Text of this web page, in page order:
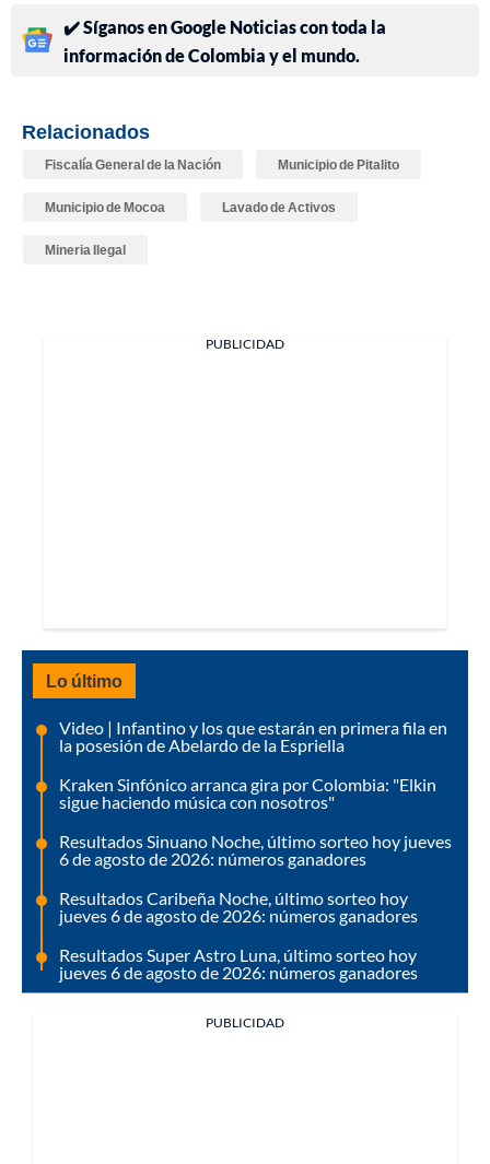
✔️ Síganos en Google Noticias con toda la
información de Colombia y el mundo.
Relacionados
Fiscalía General de la Nación Municipio de Pitalito
Municipio de Mocoa Lavado de Activos
Mineria Ilegal
PUBLICIDAD
Lo último
Video | Infantino y los que estarán en primera fila en
la posesión de Abelardo de la Espriella
Kraken Sinfónico arranca gira por Colombia: "Elkin
sigue haciendo música con nosotros"
Resultados Sinuano Noche, último sorteo hoy jueves
6 de agosto de 2026: números ganadores
Resultados Caribeña Noche, último sorteo hoy
jueves 6 de agosto de 2026: números ganadores
Resultados Super Astro Luna, último sorteo hoy
jueves 6 de agosto de 2026: números ganadores
PUBLICIDAD